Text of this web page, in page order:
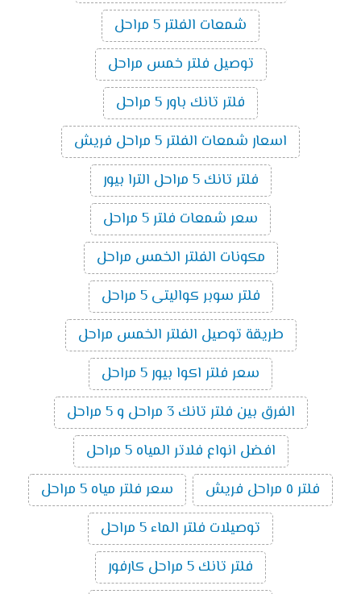
شمعات الفلتر 5 مراحل
توصيل فلتر خمس مراحل
فلتر تانك باور 5 مراحل
اسعار شمعات الفلتر 5 مراحل فريش
فلتر تانك 5 مراحل الترا بيور
سعر شمعات فلتر 5 مراحل
مكونات الفلتر الخمس مراحل
فلتر سوبر كواليتى 5 مراحل
طريقة توصيل الفلتر الخمس مراحل
سعر فلتر اكوا بيور 5 مراحل
الفرق بين فلتر تانك 3 مراحل و 5 مراحل
افضل انواع فلاتر المياه 5 مراحل
فلتر ٥ مراحل فريش
سعر فلتر مياه 5 مراحل
توصيلات فلتر الماء 5 مراحل
فلتر تانك 5 مراحل كارفور